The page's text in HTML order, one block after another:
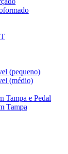
(pequeno)
(médio)
Tampa e Pedal
Tampa